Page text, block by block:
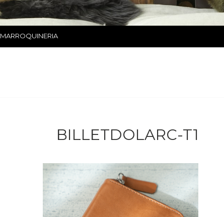
MARROQUINERIA
BILLETDOLARC-T1